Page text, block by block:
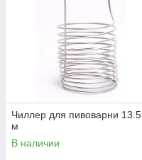
Чиллер для пивоварни 13.5
м
В наличии